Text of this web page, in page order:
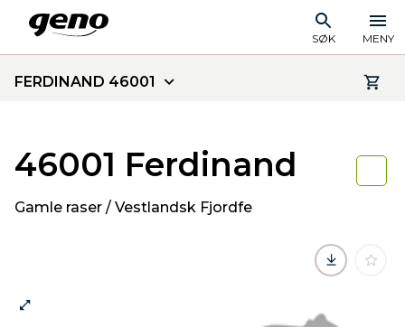
SØK MENY
FERDINAND 46001
46001 Ferdinand
Gamle raser / Vestlandsk Fjordfe